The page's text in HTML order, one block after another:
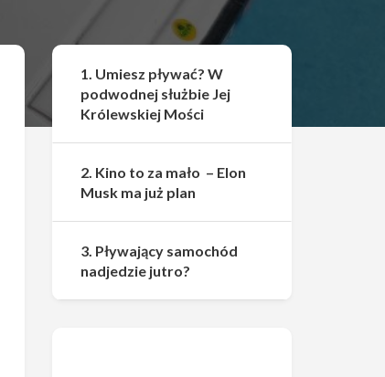
1. Umiesz pływać? W
podwodnej służbie Jej
Królewskiej Mości
2. Kino to za mało – Elon
Musk ma już plan
3. Pływający samochód
nadjedzie jutro?